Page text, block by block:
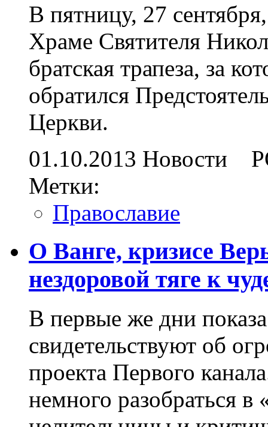
В пятницу, 27
Храме Святителя
братская трапеза, за
обратился
Церкви.
01.10.2013 Новости
Метки:
Православие
О Ванге, кризисе
нездоровой тяге к
В первые же дни
свидетельствуют об
проекта Первого
немного разобраться в